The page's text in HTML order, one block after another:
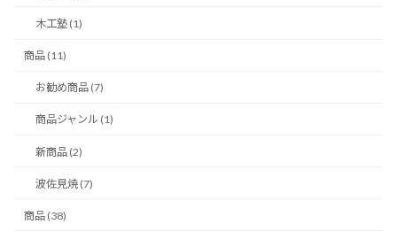
木工塾 (1)
商品 (11)
お勧め商品 (7)
商品ジャンル (1)
新商品 (2)
波佐見焼 (7)
商品 (38)